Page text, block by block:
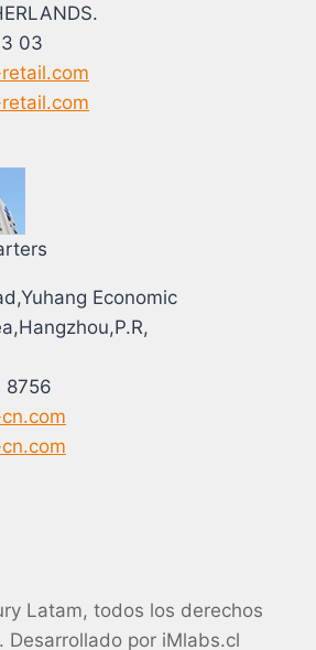
03
Economic
8756
Latam, todos los derechos
Desarrollado por iMlabs.cl